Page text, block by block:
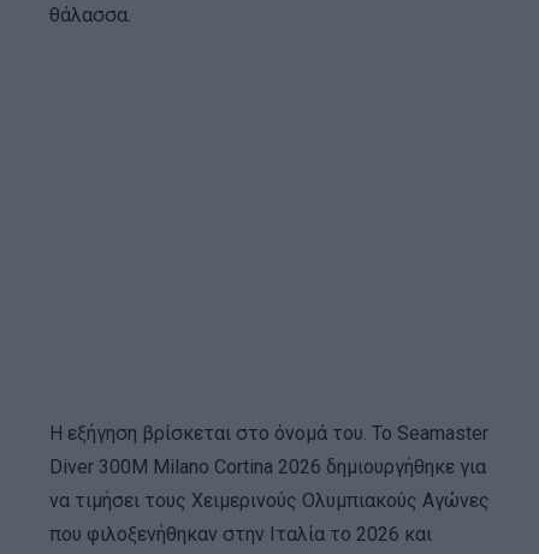
θάλασσα.
Η εξήγηση βρίσκεται στο όνομά του. Το Seamaster
Diver 300M Milano Cortina 2026 δημιουργήθηκε για
να τιμήσει τους Χειμερινούς Ολυμπιακούς Αγώνες
που φιλοξενήθηκαν στην Ιταλία το 2026 και